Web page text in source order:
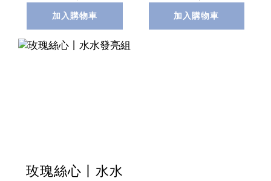
加入購物車 加入購物車
玫瑰絲心丨水水